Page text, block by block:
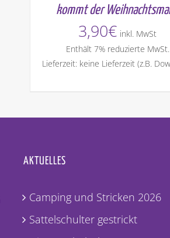
kommt der
3,90€ inkl. MwSt
Enthält 7% reduzierte MwSt.
Lieferzeit: keine Lieferzeit (z.B.
AKTUELLES
Camping und Stricken 2026
Sattelschulter gestrickt